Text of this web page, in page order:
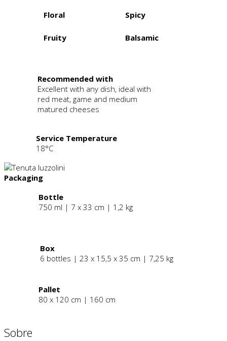
Floral Spicy
Fruity
Balsamic
Recommended with
Excellent with any dish, ideal with
red meat, game and medium
matured cheeses
Service Temperature
18°C
Packaging
Bottle
750 ml | 7 x 33 cm | 1,2 kg
Box
6 bottles | 23 x 15,5 x 35 cm | 7,25 kg
Pallet
80 x 120 cm | 160 cm
Sobre